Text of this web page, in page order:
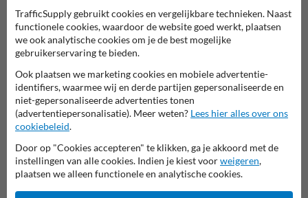
Als je vooral de rand wil markeren (berm, groenstrook,
boordsteen) en niet fysiek wil blokkeren
Als je ’s nachts zichtbaarheid nodig hebt: reflector paaltje met
glasreflector aan beide zijden
buiten (rotvrij, splintervrij)
Als je interne routes als aanrijdbeveiliging in een magazijn-
omgeving wil verduidelijken (rijlijn/voetgangerszone), zonder
zware impactoplossing te plaatsen
Als tijdelijke herinrichting of uitbreidingen op de parking vaak
gebeuren en je flexibel wil blijven
Plaatsing die in de praktijk wel werkt
TrafficSupply gebruikt cookies en vergelijkbare technieken. Naast
functionele cookies, waardoor de website goed werkt, plaatsen
we ook analytische cookies om je de best mogelijke
gebruikerservaring te bieden.
Ook plaatsen we marketing cookies en mobiele advertentie-
identifiers, waarmee wij en derde partijen gepersonaliseerde en
niet-gepersonaliseerde advertenties tonen
(advertentiepersonalisatie). Meer weten? Lees hier alles over ons
cookiebeleid.
Door op "Cookies accepteren" te klikken, ga je akkoord met de
instellingen van alle cookies. Indien je kiest voorweigeren,
plaatsen we alleen functionele en analytische cookies.